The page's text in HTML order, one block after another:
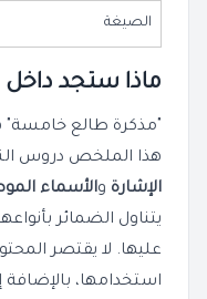
الصيغة
ماذا ستجد داخل
"مذكرة طالع
هذا الملخص دروس
الإشارة والأسماء
يتناول الضمائر
عليها. لا يقتصر
استخدامها، بالإضافة